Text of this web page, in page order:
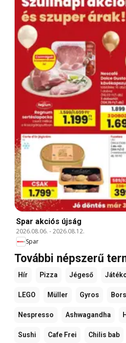
Spar akciós újság
2026.08.06. -2026.08.12.
Spar
További népszerű
Hír Pizza Jégeső
LEGO Müller Gyros Bors
Nespresso Ashwagandha
Sushi Cafe Frei Chilis bab